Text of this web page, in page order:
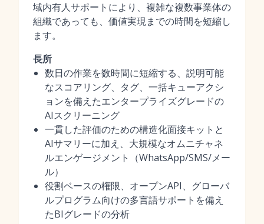
域内有人サポートにより、複雑な複数事業体の
組織であっても、価値実現までの時間を短縮し
ます。
長所
数日の作業を数時間に短縮する、説明可能
なスコアリング、タグ、一括キューアクシ
ョンを備えたエンタープライズグレードの
AIスクリーニング
一貫した評価のための構造化面接キットと
AIサマリーに加え、大規模なオムニチャネ
ルエンゲージメント（WhatsApp/SMS/メー
ル）
役割ベースの権限、オープンAPI、グローバ
ルプログラム向けの多言語サポートを備え
たBIグレードの分析